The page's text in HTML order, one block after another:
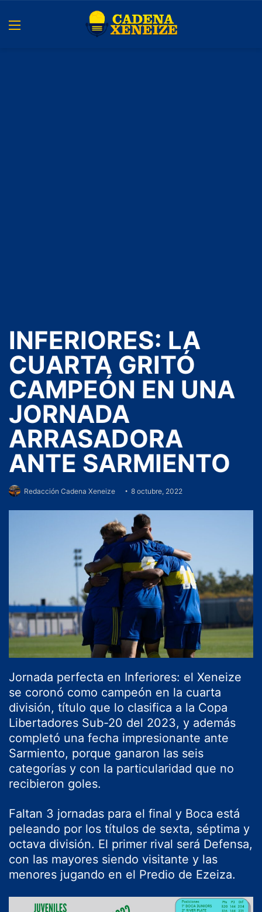
INFERIORES: LA
CUARTA GRITÓ
CAMPEÓN EN UNA
JORNADA
ARRASADORA
ANTE SARMIENTO
Redacción Cadena Xeneize 8 octubre, 2022
Jornada perfecta en Inferiores: el Xeneize
se coronó como campeón en la cuarta
división, título que lo clasifica a la Copa
Libertadores Sub-20 del 2023, y además
completó una fecha impresionante ante
Sarmiento, porque ganaron las seis
categorías y con la particularidad que no
recibieron goles.
Faltan 3 jornadas para el final y Boca está
peleando por los títulos de sexta, séptima y
octava división. El primer rival será Defensa,
con las mayores siendo visitante y las
menores jugando en el Predio de Ezeiza.